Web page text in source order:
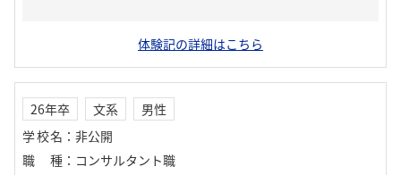
体験記の詳細はこちら
26年卒 文系
男性
学校名 ： 非公開
職種 ： コンサルタント職